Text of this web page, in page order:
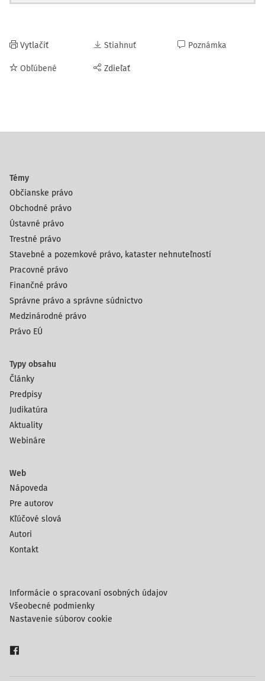
Vytlačiť
Obľúbené
Stiahnuť
Zdieľať
Poznámka
Témy
Občianske právo
Obchodné právo
Ústavné právo
Trestné právo
Stavebné a pozemkové právo, kataster nehnuteľností
Pracovné právo
Finančné právo
Správne právo a správne súdnictvo
Medzinárodné právo
Právo EÚ
Typy obsahu
Články
Predpisy
Judikatúra
Aktuality
Webináre
Web
Nápoveda
Pre autorov
Kľúčové slová
Autori
Kontakt
Informácie o spracovaní osobných údajov
Všeobecné podmienky
Nastavenie súborov cookie